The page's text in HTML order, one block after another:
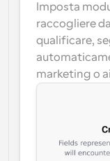
Imposta
raccogliere
qualificare,
marketing o